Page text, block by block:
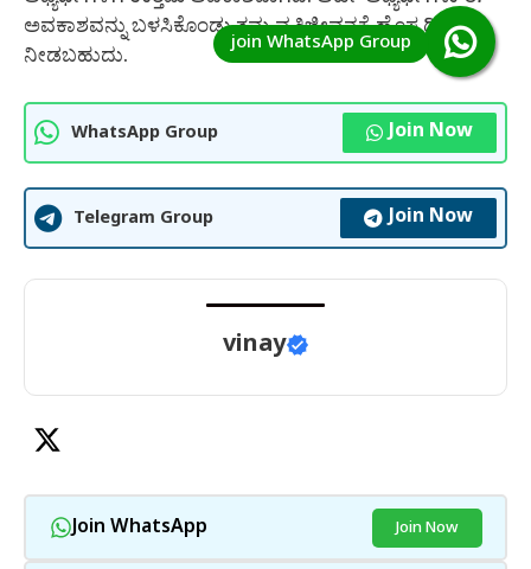
ಅವಕಾಶವನ್ನು ಬಳಸಿಕೊಂಡು ತಮ್ಮ ವೃತ್ತಿಜೀವನಕ್ಕೆ ಹೊಸ ದಿಕ್ಕು
ನೀಡಬಹುದು.
WhatsApp Group Join Now
Telegram Group Join Now
vinay
Join WhatsApp Join Now